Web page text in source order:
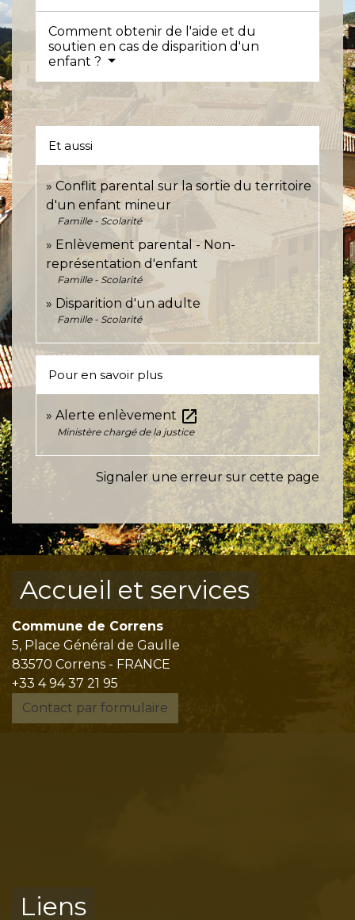
Comment obtenir de l'aide et du
soutien en cas de disparition d'un
enfant ?
Et aussi
Conflit parental sur la sortie du territoire
d'un enfant mineur
Famille - Scolarité
Enlèvement parental - Non-
représentation d'enfant
Famille - Scolarité
Disparition d'un adulte
Famille - Scolarité
Pour en savoir plus
Alerte enlèvement open_in_new
Ministère chargé de la justice
Signaler une erreur sur cette page
Accueil et services
Commune de Correns
5, Place Général de Gaulle
83570 Correns - FRANCE
+33 4 94 37 21 95
Contact par formulaire
Liens